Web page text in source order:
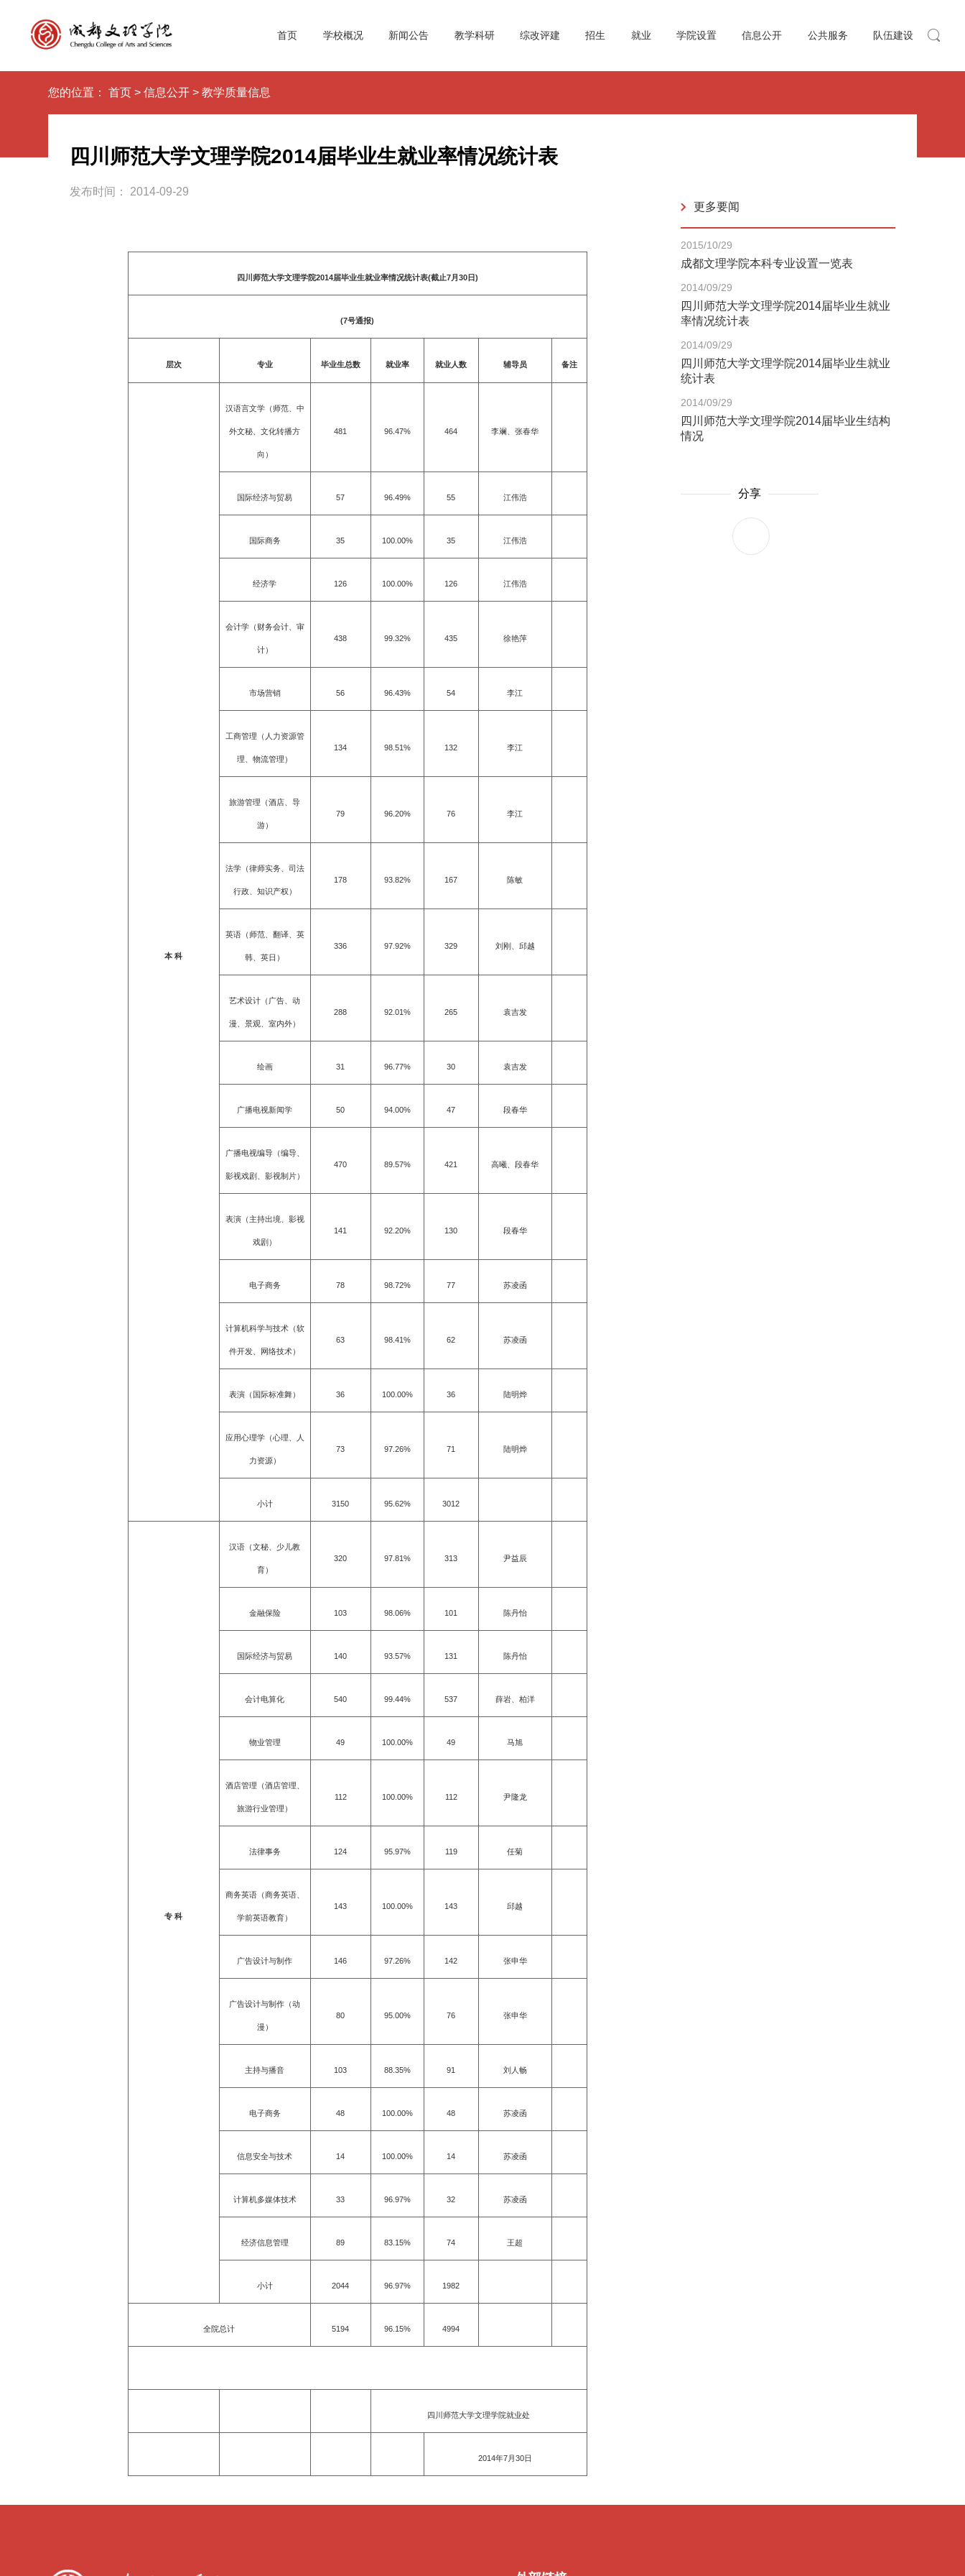
首页 学校概况 新闻公告 教学科研 综改评建 招生 就业 学院设置 信息公开 公共服务 队伍建设
您的位置： 首页 >信息公开 >教学质量信息
四川师范大学文理学院2014届毕业生就业率情况统计表
发布时间： 2014-09-29
四川师范大学文理学院2014届毕业生就业率情况统计表(截止7月30日)
(7号通报)
层次 专业 毕业生总数 就业率 就业人数 辅导员 备注
本 科
汉语言文学（师范、中
外文秘、文化转播方
向）
481 96.47% 464 李斓、张春华
国际经济与贸易 57 96.49% 55 江伟浩
国际商务 35 100.00% 35 江伟浩
经济学 126 100.00% 126 江伟浩
会计学（财务会计、审
计）
438 99.32% 435 徐艳萍
市场营销 56 96.43% 54 李江
工商管理（人力资源管
理、物流管理）
134 98.51% 132 李江
旅游管理（酒店、导
游）
79 96.20% 76 李江
法学（律师实务、司法
行政、知识产权）
178 93.82% 167 陈敏
英语（师范、翻译、英
韩、英日）
336 97.92% 329 刘刚、邱越
艺术设计（广告、动
漫、景观、室内外）
288 92.01% 265 袁吉发
绘画 31 96.77% 30 袁吉发
广播电视新闻学 50 94.00% 47 段春华
广播电视编导（编导、
影视戏剧、影视制片）
470 89.57% 421 高曦、段春华
表演（主持出境、影视
戏剧）
141 92.20% 130 段春华
电子商务 78 98.72% 77 苏凌函
计算机科学与技术（软
件开发、网络技术）
63 98.41% 62 苏凌函
表演（国际标准舞） 36 100.00% 36 陆明烨
应用心理学（心理、人
力资源）
73 97.26% 71 陆明烨
小计 3150 95.62% 3012
专 科
汉语（文秘、少儿教
育）
320 97.81% 313 尹益辰
金融保险 103 98.06% 101 陈丹怡
国际经济与贸易 140 93.57% 131 陈丹怡
会计电算化 540 99.44% 537 薛岩、柏洋
物业管理 49 100.00% 49 马旭
酒店管理（酒店管理、
旅游行业管理）
112 100.00% 112 尹隆龙
法律事务 124 95.97% 119 任菊
商务英语（商务英语、
学前英语教育）
143 100.00% 143 邱越
广告设计与制作 146 97.26% 142 张申华
广告设计与制作（动
漫）
80 95.00% 76 张申华
主持与播音 103 88.35% 91 刘人畅
电子商务 48 100.00% 48 苏凌函
信息安全与技术 14 100.00% 14 苏凌函
计算机多媒体技术 33 96.97% 32 苏凌函
经济信息管理 89 83.15% 74 王超
小计 2044 96.97% 1982
全院总计 5194 96.15% 4994
四川师范大学文理学院就业处
2014年7月30日
更多要闻
2015/10/29
成都文理学院本科专业设置一览表
2014/09/29
四川师范大学文理学院2014届毕业生就业
率情况统计表
2014/09/29
四川师范大学文理学院2014届毕业生就业
统计表
2014/09/29
四川师范大学文理学院2014届毕业生结构
情况
分享